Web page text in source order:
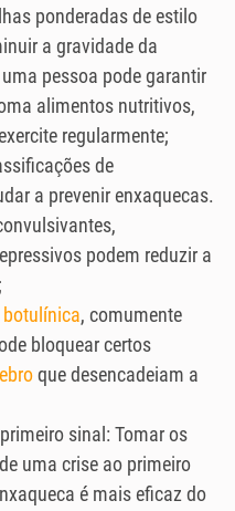
ponderadas de estilo
a gravidade da
pessoa pode garantir
alimentos nutritivos,
regularmente;
de
a prevenir enxaquecas.
podem reduzir a
, comumente
bloquear certos
que desencadeiam a
sinal: Tomar os
uma crise ao primeiro
é mais eficaz do